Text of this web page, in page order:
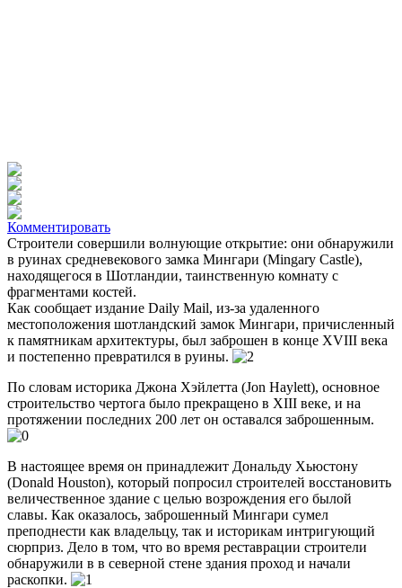
Комментировать
Строители совершили волнующие открытие: они обнаружили
в руинах средневекового замка Мингари (Mingary Castle),
находящегося в Шотландии, таинственную комнату с
фрагментами костей.
Как сообщает издание Daily Mail, из-за удаленного
местоположения шотландский замок Мингари, причисленный
к памятникам архитектуры, был заброшен в конце XVIII века
и постепенно превратился в руины.
По словам историка Джона Хэйлетта (Jon Haylett), основное
строительство чертога было прекращено в XIII веке, и на
протяжении последних 200 лет он оставался заброшенным.
В настоящее время он принадлежит Дональду Хьюстону
(Donald Houston), который попросил строителей восстановить
величественное здание с целью возрождения его былой
славы. Как оказалось, заброшенный Мингари сумел
преподнести как владельцу, так и историкам интригующий
сюрприз. Дело в том, что во время реставрации строители
обнаружили в в северной стене здания проход и начали
раскопки.